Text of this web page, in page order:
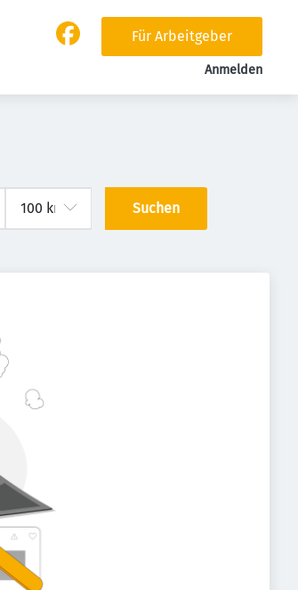
Für Arbeitgeber
Anmelden
Suchen